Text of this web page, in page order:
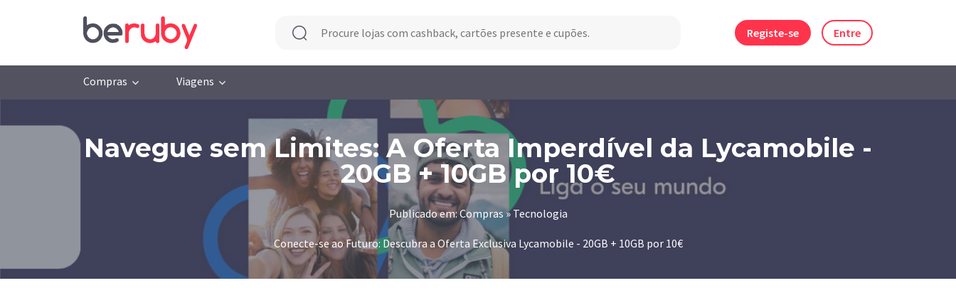
Registe-se Entre
Compras Viagens
Navegue sem Limites: A Oferta Imperdível da Lycamobile -
20GB + 10GB por 10€
Publicado em: Compras » Tecnologia
Conecte-se ao Futuro: Descubra a Oferta Exclusiva Lycamobile - 20GB + 10GB por 10€